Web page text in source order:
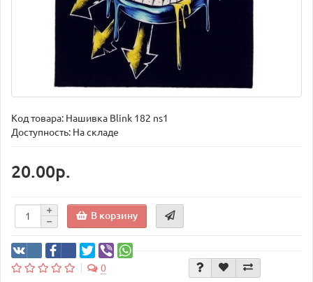
Код товара: Нашивка Blink 182 ns1
Доступность: На складе
20.00р.
В корзину
0